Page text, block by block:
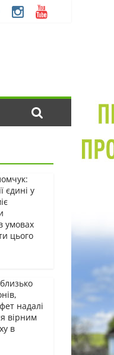
єдині у
умовах
цього
надалі
вірним
в